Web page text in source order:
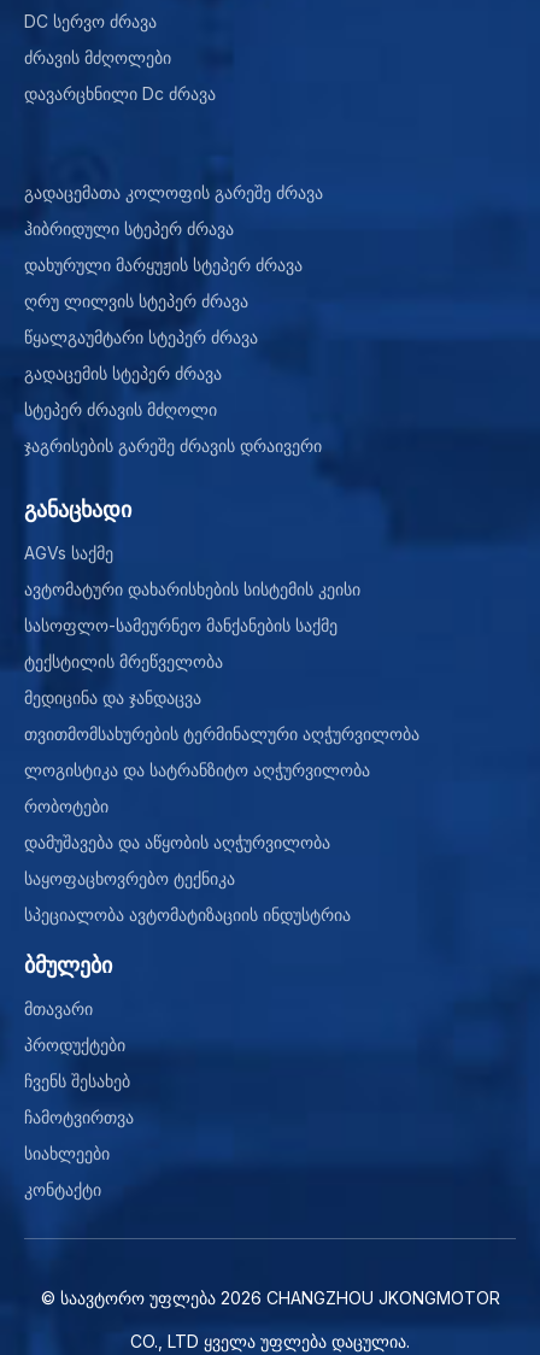
DC სერვო ძრავა
ძრავის მძღოლები
დავარცხნილი Dc ძრავა
გადაცემათა კოლოფის გარეშე ძრავა
ჰიბრიდული სტეპერ ძრავა
დახურული მარყუჟის სტეპერ ძრავა
ღრუ ლილვის სტეპერ ძრავა
წყალგაუმტარი სტეპერ ძრავა
გადაცემის სტეპერ ძრავა
სტეპერ ძრავის მძღოლი
ჯაგრისების გარეშე ძრავის დრაივერი
განაცხადი
AGVs საქმე
ავტომატური დახარისხების სისტემის კეისი
სასოფლო-სამეურნეო მანქანების საქმე
ტექსტილის მრეწველობა
მედიცინა და ჯანდაცვა
თვითმომსახურების ტერმინალური აღჭურვილობა
ლოგისტიკა და სატრანზიტო აღჭურვილობა
რობოტები
დამუშავება და აწყობის აღჭურვილობა
საყოფაცხოვრებო ტექნიკა
სპეციალობა ავტომატიზაციის ინდუსტრია
ბმულები
მთავარი
პროდუქტები
ჩვენს შესახებ
ჩამოტვირთვა
სიახლეები
კონტაქტი
© საავტორო უფლება 2026 CHANGZHOU JKONGMOTOR
CO., LTD ყველა უფლება დაცულია.